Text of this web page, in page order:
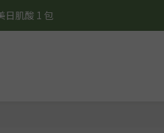
最低 $373 起